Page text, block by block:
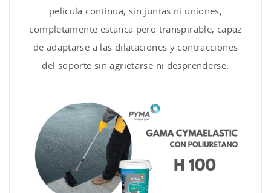
película continua, sin juntas ni uniones,
completamente estanca pero transpirable, capaz
de adaptarse a las dilataciones y contracciones
del soporte sin agrietarse ni desprenderse.